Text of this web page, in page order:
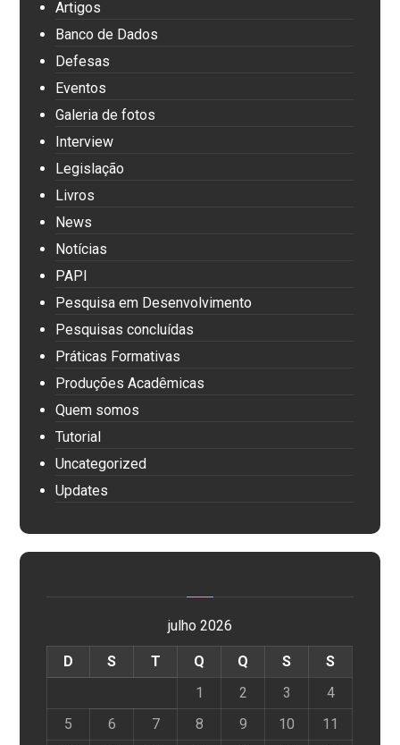
Artigos
Banco de Dados
Defesas
Eventos
Galeria de fotos
Interview
Legislação
Livros
News
Notícias
PAPI
Pesquisa em Desenvolvimento
Pesquisas concluídas
Práticas Formativas
Produções Acadêmicas
Quem somos
Tutorial
Uncategorized
Updates
julho 2026
D S T Q Q S
S
1
2 3
4
5
6 7 8 9 10
11